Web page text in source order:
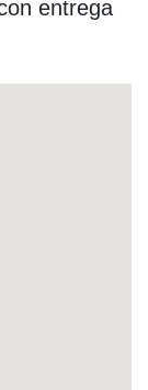
entrega